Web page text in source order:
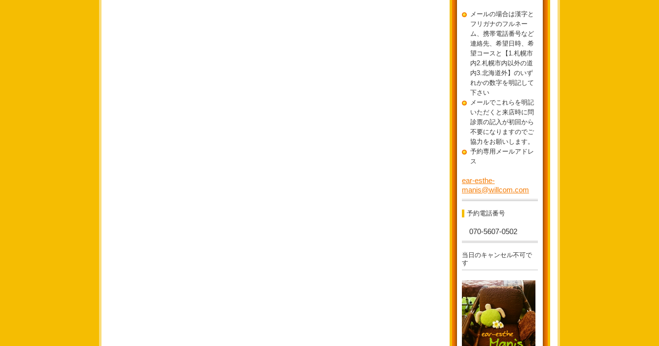
メールの場合は漢字と
フリガナのフルネー
ム、携帯電話番号など
連絡先、希望日時、希
望コースと【1.札幌市
内2.札幌市内以外の道
内3.北海道外】のいず
れかの数字を明記して
下さい
メールでこれらを明記
いただくと来店時に問
診票の記入が初回から
不要になりますのでご
協力をお願いします。
予約専用メールアドレ
ス
ear-esthe-
manis@willcom.com
予約電話番号
070-5607-0502
当日のキャンセル不可で
す